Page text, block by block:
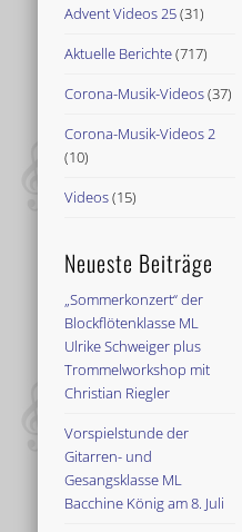
Advent Videos 25(31)
Aktuelle Berichte(717)
Corona-Musik-Videos(37)
Corona-Musik-Videos 2
(10)
Videos(15)
Neueste Beiträge
„Sommerkonzert“ der
Blockflötenklasse ML
Ulrike Schweiger plus
Trommelworkshop mit
Christian Riegler
Vorspielstunde der
Gitarren- und
Gesangsklasse ML
Bacchine König am 8. Juli